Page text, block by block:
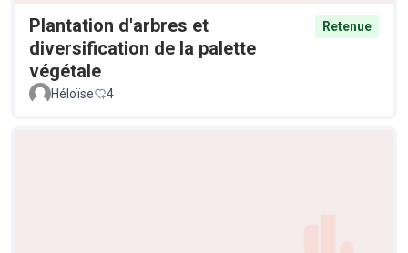
Plantation d'arbres et
diversification de la palette
végétale
Retenue
Héloïse 4